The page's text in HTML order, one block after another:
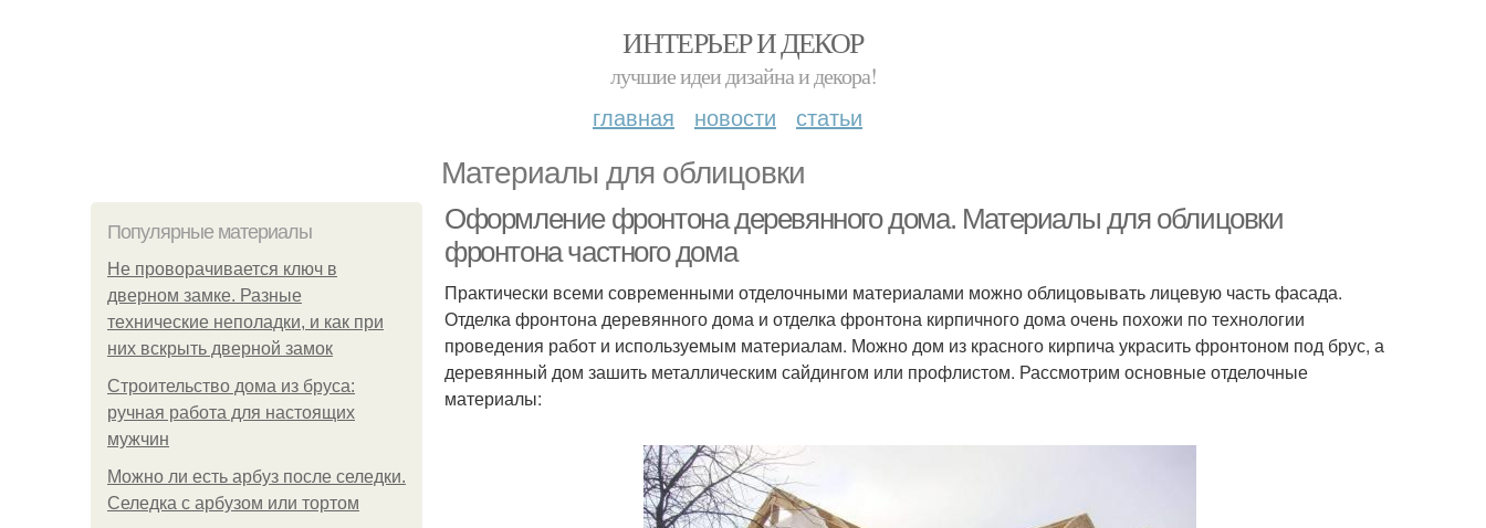
ИНТЕРЬЕР И ДЕКОР
лучшие идеи дизайна и декора!
главная новости статьи
Материалы для облицовки
Популярные материалы
Не проворачивается ключ в
дверном замке. Разные
технические неполадки, и как при
них вскрыть дверной замок
Строительство дома из бруса:
ручная работа для настоящих
мужчин
Можно ли есть арбуз после селедки.
Селедка с арбузом или тортом
Оформление фронтона деревянного дома. Материалы для облицовки
фронтона частного дома
Практически всеми современными отделочными материалами можно облицовывать лицевую часть фасада.
Отделка фронтона деревянного дома и отделка фронтона кирпичного дома очень похожи по технологии
проведения работ и используемым материалам. Можно дом из красного кирпича украсить фронтоном под брус, а
деревянный дом зашить металлическим сайдингом или профлистом. Рассмотрим основные отделочные
материалы: